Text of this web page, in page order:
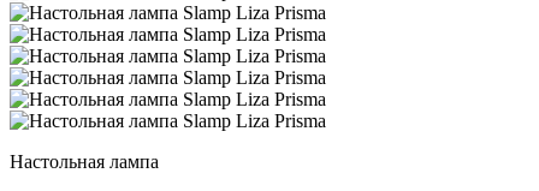
Настольная лампа